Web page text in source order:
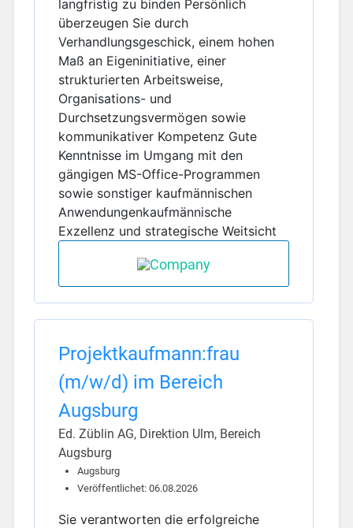
langfristig zu binden Persönlich
überzeugen Sie durch
Verhandlungsgeschick, einem hohen
Maß an Eigeninitiative, einer
strukturierten Arbeitsweise,
Organisations- und
Durchsetzungsvermögen sowie
kommunikativer Kompetenz Gute
Kenntnisse im Umgang mit den
gängigen MS-Office-Programmen
sowie sonstiger kaufmännischen
Anwendungenkaufmännische
Exzellenz und strategische Weitsicht
Projektkaufmann:frau
(m/w/d) im Bereich
Augsburg
Ed. Züblin AG, Direktion Ulm, Bereich
Augsburg
Augsburg
Veröffentlichet: 06.08.2026
Sie verantworten die erfolgreiche